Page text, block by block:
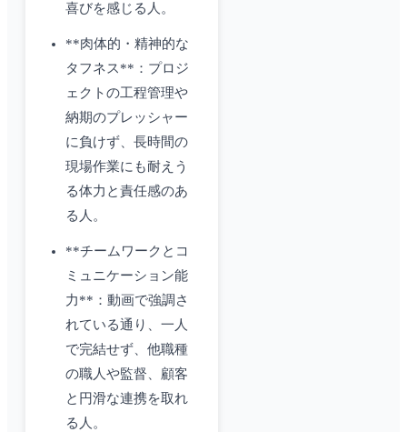
喜びを感じる人。
**肉体的・精神的な
タフネス**：プロジ
ェクトの工程管理や
納期のプレッシャー
に負けず、長時間の
現場作業にも耐えう
る体力と責任感のあ
る人。
**チームワークとコ
ミュニケーション能
力**：動画で強調さ
れている通り、一人
で完結せず、他職種
の職人や監督、顧客
と円滑な連携を取れ
る人。